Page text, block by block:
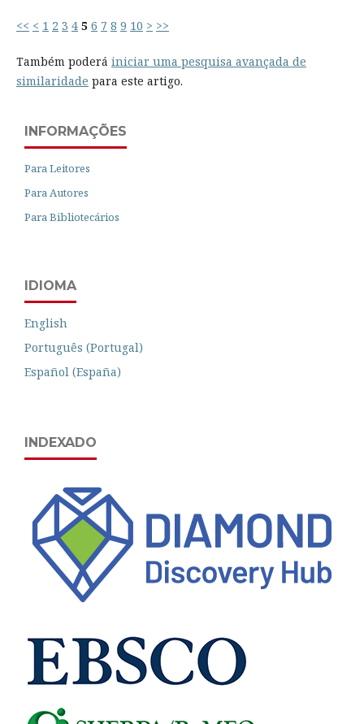
<< < 1 2 3 4 5 6 7 8 9 10 > >>
Também poderá iniciar uma pesquisa avançada de
similaridade para este artigo.
INFORMAÇÕES
Para Leitores
Para Autores
Para Bibliotecários
IDIOMA
English
Português (Portugal)
Español (España)
INDEXADO